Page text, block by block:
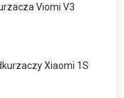
Viomi V3
Xiaomi 1S